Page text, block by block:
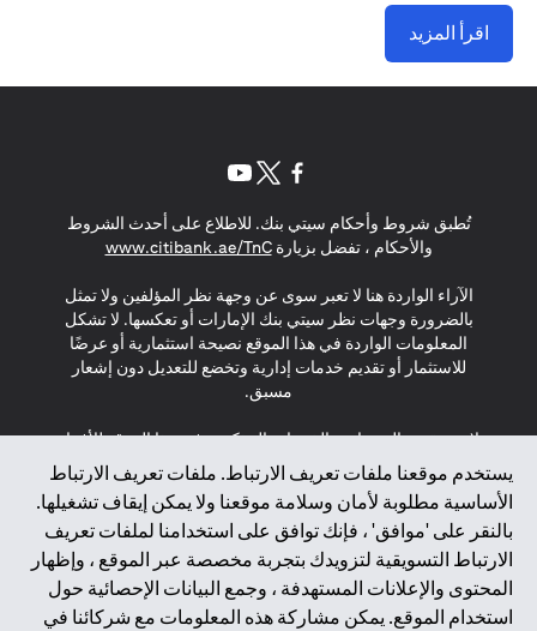
اقرأ المزيد
يستخدم موقعنا ملفات تعريف الارتباط. ملفات تعريف الارتباط
الأساسية مطلوبة لأمان وسلامة موقعنا ولا يمكن إيقاف تشغيلها.
بالنقر على 'موافق' ، فإنك توافق على استخدامنا لملفات تعريف
الارتباط التسويقية لتزويدك بتجربة مخصصة عبر الموقع ، وإظهار
المحتوى والإعلانات المستهدفة ، وجمع البيانات الإحصائية حول
استخدام الموقع. يمكن مشاركة هذه المعلومات مع شركائنا في
تُطبق شروط وأحكام سيتي بنك. للاطلاع على أحدث الشروط
والأحكام ، تفضل بزيارةwww.citibank.ae/TnC
in a new tab
الآراء الواردة هنا لا تعبر سوى عن وجهة نظر المؤلفين ولا تمثل
بالضرورة وجهات نظر سيتي بنك الإمارات أو تعكسها. لا تشكل
المعلومات الواردة في هذا الموقع نصيحة استثمارية أو عرضًا
للاستثمار أو تقديم خدمات إدارية وتخضع للتعديل دون إشعار
مسبق.
لا يتم تقديم المنتجات والخدمات المذكورة في هذا الموقع للأفراد
المقيمين في الاتحاد الأوروبي أو المنطقة الاقتصادية الأوروبية أو
سويسرا أو غيرنسي أو جيرسي أو موناكو أو سان مارينو أو
الفاتيكان أو جزيرة مان أو المملكة المتحدة أو خصوصية البيانات
(لائحة حماية البيانات العامة \ قانون حماية البيانات الشخصية
العامة \ قانون خصوصية نيوزيلندا). المحتوى الموجود في هذه
الصفحة ليس ولا ينبغي تفسيره على أنه عرض أو دعوة أو دعوة
لشراء أو بيع أي من المنتجات والخدمات المذكورة هنا لمثل هؤلاء